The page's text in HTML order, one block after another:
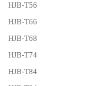
HJB-T56
HJB-T66
HJB-T68
HJB-T74
HJB-T84